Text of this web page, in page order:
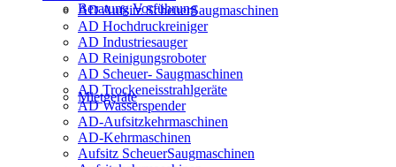
Beratung Vorführung
Mietgeräte
AD Aufsitz ScheuerSaugmaschinen
AD Hochdruckreiniger
AD Industriesauger
AD Reinigungsroboter
AD Scheuer- Saugmaschinen
AD Trockeneisstrahlgeräte
AD Wasserspender
AD-Aufsitzkehrmaschinen
AD-Kehrmaschinen
Aufsitz ScheuerSaugmaschinen